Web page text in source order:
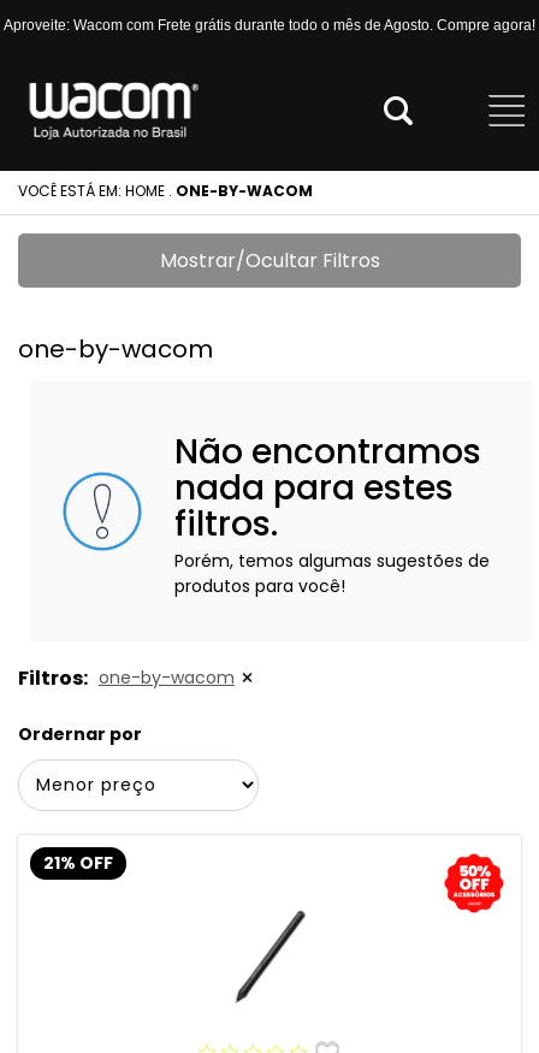
Aproveite: Wacom com Frete grátis durante todo o mês de Agosto. Compre agora!
VOCÊ ESTÁ EM: HOME . ONE-BY-WACOM
Mostrar/Ocultar Filtros
one-by-wacom
Não encontramos
nada para estes
filtros.
Porém, temos algumas sugestões de
produtos para você!
Filtros: one-by-wacom
Ordernar por
21% OFF